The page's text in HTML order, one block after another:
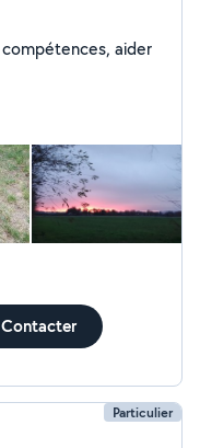
aider
Contacter
Particulier